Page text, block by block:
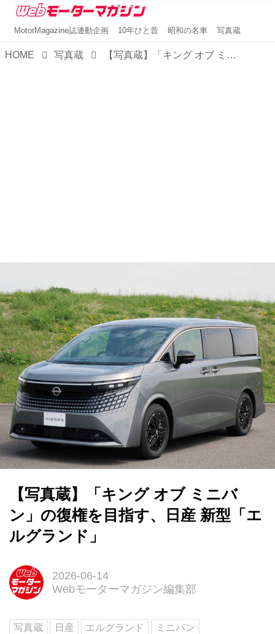
MotorMagazine誌連動企画 10年ひと昔 昭和の名車 写真蔵
HOME 写真蔵 【写真蔵】「キング オブ ミニバン」の復権を目指す、日産 新型「エルグランド」
【写真蔵】「キング オブ ミニバ
ン」の復権を目指す、日産 新型「エ
ルグランド」
2026-06-14
Webモーターマガジン編集部
写真蔵 日産 エルグランド
ミニバン